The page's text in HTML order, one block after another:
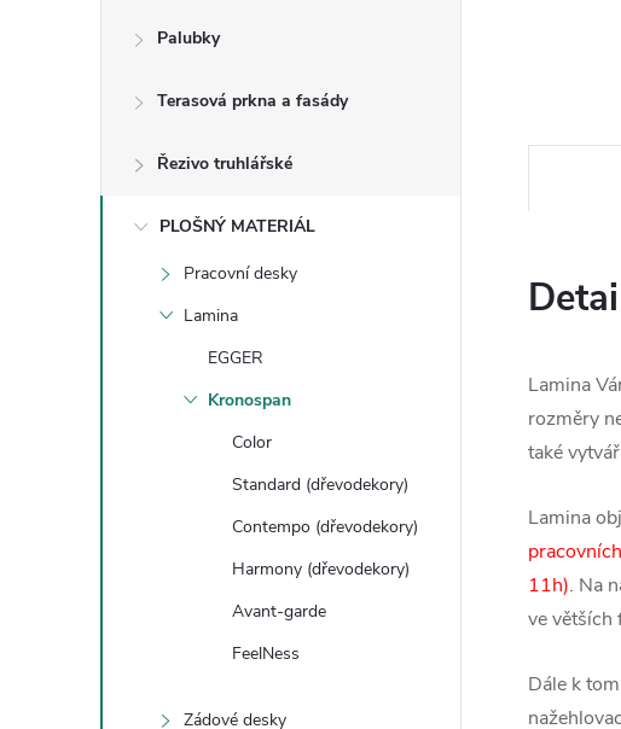
Palubky
Terasová prkna a fasády
Řezivo truhlářské
PLOŠNÝ MATERIÁL
Pracovní desky
Lamina
EGGER
Kronospan
Color
Standard (dřevodekory)
Contempo (dřevodekory)
Harmony (dřevodekory)
Avant-garde
FeelNess
Zádové desky
Lamina
rozměry
také
Lamina
11h). Na
ve větších
Dále k